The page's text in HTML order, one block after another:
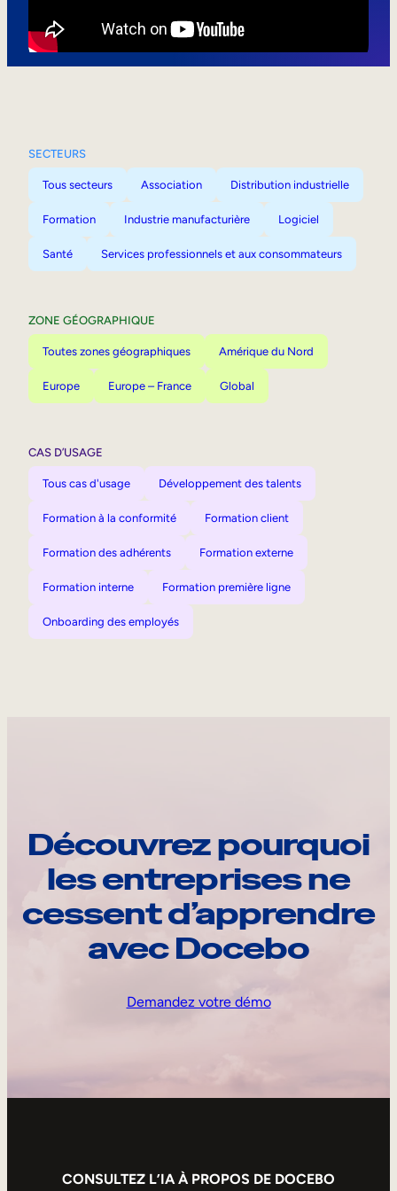
SECTEURS
Tous secteurs Association Distribution industrielle
Formation Industrie manufacturière Logiciel
Santé Services professionnels et aux consommateurs
ZONE GÉOGRAPHIQUE
Toutes zones géographiques Amérique du Nord
Europe Europe – France Global
CAS D’USAGE
Tous cas d'usage Développement des talents
Formation à la conformité Formation client
Formation des adhérents Formation externe
Formation interne Formation première ligne
Onboarding des employés
Découvrez pourquoi
les entreprises ne
cessent d’apprendre
avec Docebo
Demandez votre démo
CONSULTEZ L’IA À PROPOS DE DOCEBO